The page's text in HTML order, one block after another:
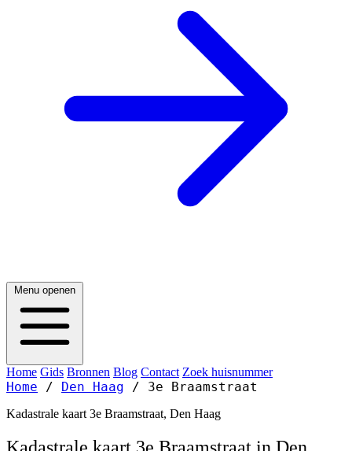
Menu openen
Home Gids Bronnen Blog Contact Zoek huisnummer
Home / Den Haag / 3e Braamstraat
Kadastrale kaart 3e Braamstraat, Den Haag